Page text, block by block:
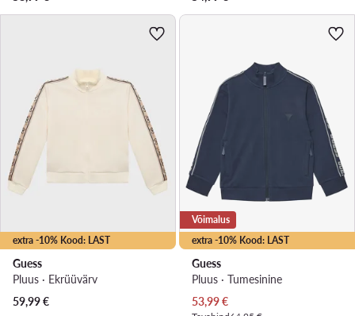
extra -10% Kood: LAST
Guess
Pluus · Ekrüüvärv
59,99€
extra -10% Kood: LAST
Võimalus
Guess
Pluus · Tumesinine
Praegune hind
53,99€